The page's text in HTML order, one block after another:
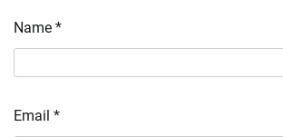
Name *
Email *